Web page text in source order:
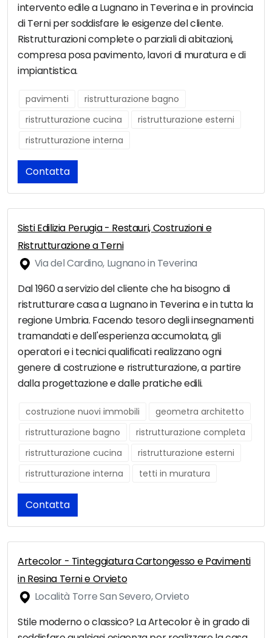
intervento edile a Lugnano in Teverina e in provincia
di Terni per soddisfare le esigenze del cliente.
Ristrutturazioni complete o parziali di abitazioni,
compresa posa pavimento, lavori di muratura e di
impiantistica.
pavimenti
ristrutturazione bagno
ristrutturazione cucina
ristrutturazione esterni
ristrutturazione interna
Contatta
Sisti Edilizia Perugia - Restauri, Costruzioni e
Ristrutturazione a Terni
Via del Cardino, Lugnano in Teverina
Dal 1960 a servizio del cliente che ha bisogno di
ristrutturare casa a Lugnano in Teverina e in tutta la
regione Umbria. Facendo tesoro degli insegnamenti
tramandati e dell'esperienza accumolata, gli
operatori e i tecnici qualificati realizzano ogni
genere di costruzione e ristrutturazione, a partire
dalla progettazione e dalle pratiche edili.
costruzione nuovi immobili
geometra architetto
ristrutturazione bagno
ristrutturazione completa
ristrutturazione cucina
ristrutturazione esterni
ristrutturazione interna
tetti in muratura
Contatta
Artecolor - Tinteggiatura Cartongesso e Pavimenti
in Resina Terni e Orvieto
Località Torre San Severo, Orvieto
Stile moderno o classico? La Artecolor è in grado di